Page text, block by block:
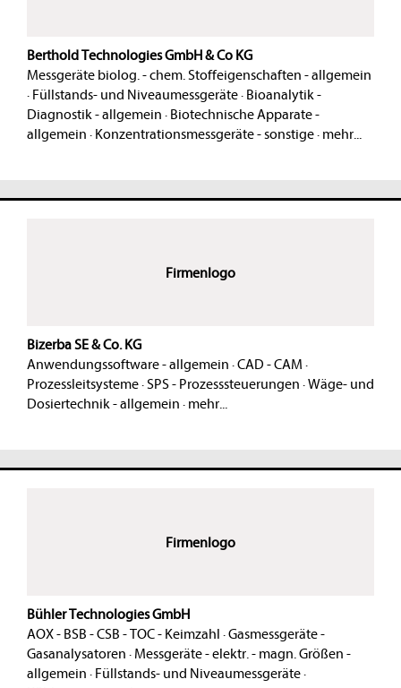
Berthold Technologies GmbH & Co KG
Messgeräte biolog. - chem. Stoffeigenschaften - allgemein
· Füllstands- und Niveaumessgeräte· Bioanalytik -
Diagnostik - allgemein · Biotechnische Apparate -
allgemein · Konzentrationsmessgeräte - sonstige· mehr...
Firmenlogo
Bizerba SE & Co. KG
Anwendungssoftware - allgemein ·CAD - CAM ·
Prozessleitsysteme· SPS - Prozesssteuerungen ·Wäge- und
Dosiertechnik - allgemein · mehr...
Firmenlogo
Bühler Technologies GmbH
AOX - BSB - CSB - TOC - Keimzahl ·Gasmessgeräte -
Gasanalysatoren · Messgeräte - elektr. - magn. Größen -
allgemein · Füllstands- und Niveaumessgeräte·